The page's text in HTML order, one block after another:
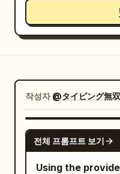
작성자@タイピング無
전체 프롬프트 보기
Using the